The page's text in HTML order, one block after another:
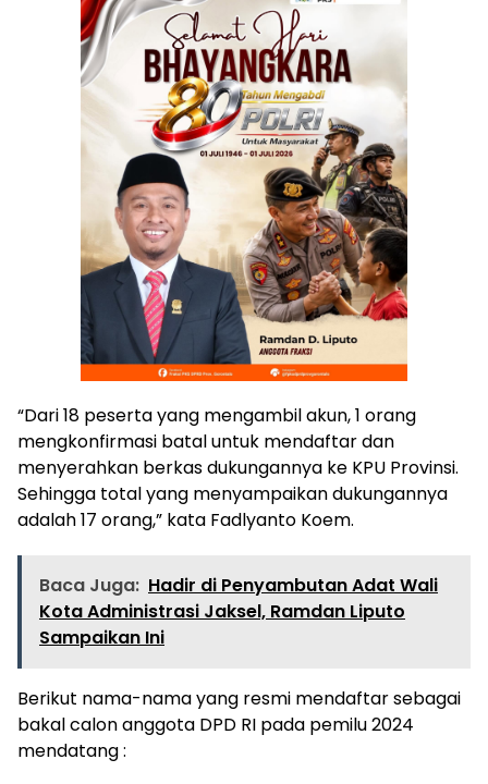
“Dari 18 peserta yang mengambil akun, 1 orang
mengkonfirmasi batal untuk mendaftar dan
menyerahkan berkas dukungannya ke KPU Provinsi.
Sehingga total yang menyampaikan dukungannya
adalah 17 orang,” kata Fadlyanto Koem.
Baca Juga: Hadir di Penyambutan Adat Wali
Kota Administrasi Jaksel, Ramdan Liputo
Sampaikan Ini
Berikut nama-nama yang resmi mendaftar sebagai
bakal calon anggota DPD RI pada pemilu 2024
mendatang :